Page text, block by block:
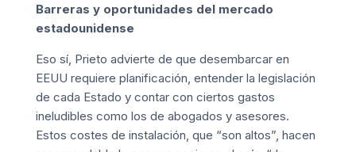
Barreras y oportunidades del mercado
estadounidense
Eso sí, Prieto advierte de que desembarcar en
EEUU requiere planificación, entender la legislación
de cada Estado y contar con ciertos gastos
ineludibles como los de abogados y asesores.
Estos costes de instalación, que “son altos”, hacen